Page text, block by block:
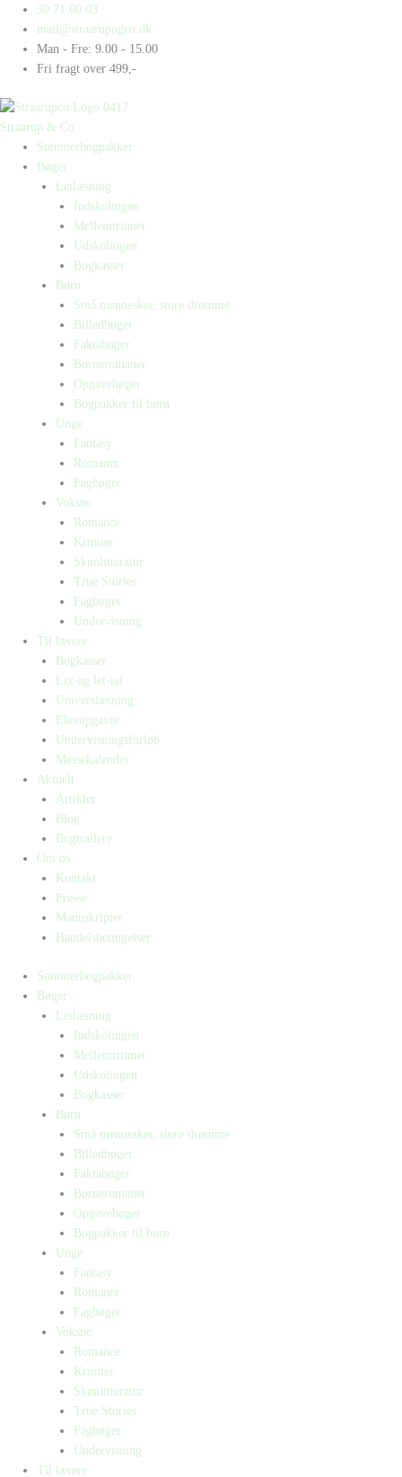
indholdet
30 71 00 03
mail@straarupogco.dk
Man - Fre: 9.00 - 15.00
Fri fragt over 499,-
Straarup & Co
Sommerbogpakker
Bøger
Letlæsning
Indskolingen
Mellemtrinnet
Udskolingen
Bogkasser
Børn
Små mennesker, store drømme
Billedbøger
Faktabøger
Børneromaner
Opgavebøger
Bogpakker til børn
Unge
Fantasy
Romaner
Fagbøger
Voksne
Romance
Krimier
Skønlitteratur
True Stories
Fagbøger
Undervisning
Til lærere
Bogkasser
Lix og let-tal
Universlæsning
Elevopgaver
Undervisningsforløb
Messekalender
Aktuelt
Artikler
Blog
Bogtrailere
Om os
Kontakt
Presse
Manuskripter
Handelsbetingelser
Sommerbogpakker
Bøger
Letlæsning
Indskolingen
Mellemtrinnet
Udskolingen
Bogkasser
Børn
Små mennesker, store drømme
Billedbøger
Faktabøger
Børneromaner
Opgavebøger
Bogpakker til børn
Unge
Fantasy
Romaner
Fagbøger
Voksne
Romance
Krimier
Skønlitteratur
True Stories
Fagbøger
Undervisning
Til lærere
Products
search
Products
search